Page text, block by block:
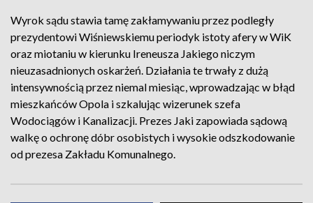
Wyrok sądu stawia tamę zakłamywaniu przez podległy
prezydentowi Wiśniewskiemu periodyk istoty afery w WiK
oraz miotaniu w kierunku Ireneusza Jakiego niczym
nieuzasadnionych oskarżeń. Działania te trwały z dużą
intensywnością przez niemal miesiąc, wprowadzając w błąd
mieszkańców Opola i szkalując wizerunek szefa
Wodociągów i Kanalizacji. Prezes Jaki zapowiada sądową
walkę o ochronę dóbr osobistych i wysokie odszkodowanie
od prezesa Zakładu Komunalnego.